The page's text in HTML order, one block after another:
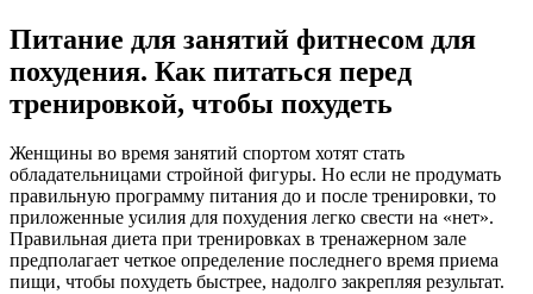
Питание для занятий фитнесом для
похудения. Как питаться перед
тренировкой, чтобы похудеть
Женщины во время занятий спортом хотят стать
обладательницами стройной фигуры. Но если не продумать
правильную программу питания до и после тренировки, то
приложенные усилия для похудения легко свести на «нет».
Правильная диета при тренировках в тренажерном зале
предполагает четкое определение последнего время приема
пищи, чтобы похудеть быстрее, надолго закрепляя результат.